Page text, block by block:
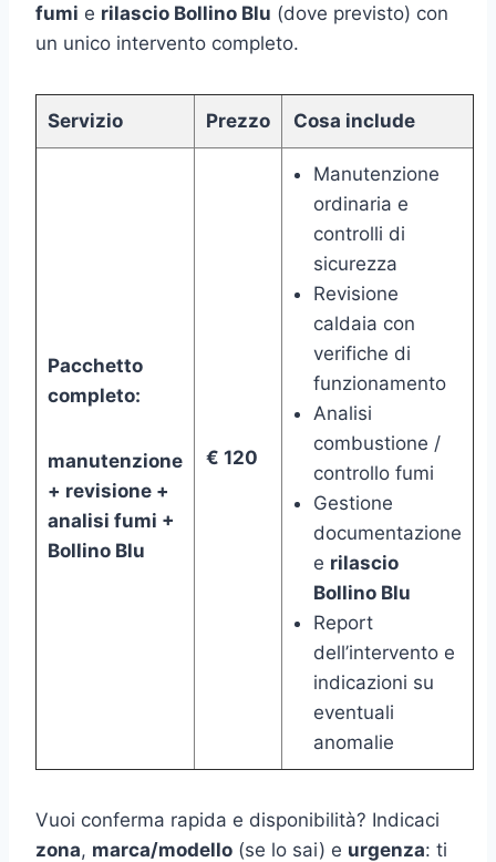
fumi e rilascio Bollino Blu (dove previsto) con
un unico intervento completo.
Servizio Prezzo Cosa include
Pacchetto
completo:
manutenzione
+ revisione +
analisi fumi +
Bollino Blu
€ 120
Manutenzione
ordinaria e
controlli di
sicurezza
Revisione
caldaia con
verifiche di
funzionamento
Analisi
combustione /
controllo fumi
Gestione
documentazione
e rilascio
Bollino Blu
Report
dell’intervento e
indicazioni su
eventuali
anomalie
Vuoi conferma rapida e disponibilità? Indicaci
zona, marca/modello (se lo sai) e urgenza: ti